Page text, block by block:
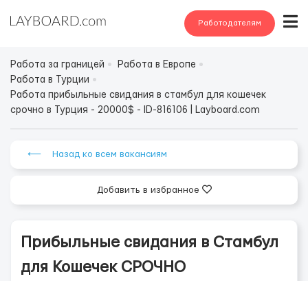
Работодателям
Работа за границей
Работа в Европе
Работа в Турции
Работа прибыльные свидания в стамбул для кошечек
срочно в Турция - 20000$ - ID-816106 | Layboard.com
⟵ Назад ко всем вакансиям
Добавить в избранное
Прибыльные свидания в Стамбул
для Кошечек СРОЧНО